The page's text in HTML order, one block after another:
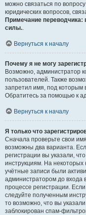
можно связаться по
юридических вопросов,
Примечание переводчика:
силы..
Вернуться к началу
Почему я не могу
Возможно, администратор
пользователей. Также
запретил имя, под которым
Обратитесь за помощью к
Вернуться к началу
Я только что
Сначала проверьте свои
возможны два варианта.
регистрации вы указали,
инструкциям. На
учётные записи были
администратором до входа
процессе регистрации.
следуйте полученным
то возможно, что вы
заблокирован спам-